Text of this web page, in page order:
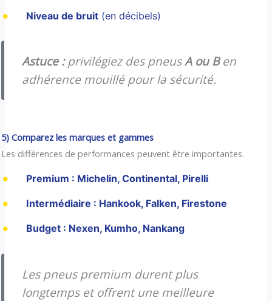
Niveau de bruit(en décibels)
Astuce :privilégiez des pneusA ou Ben
adhérence mouillé pour la sécurité.
5) Comparez les marques et gammes
Les différences de performances peuvent être importantes.
Premium : Michelin, Continental, Pirelli
Intermédiaire : Hankook, Falken, Firestone
Budget : Nexen, Kumho, Nankang
Les pneus premium durent plus
longtemps et offrent une meilleure